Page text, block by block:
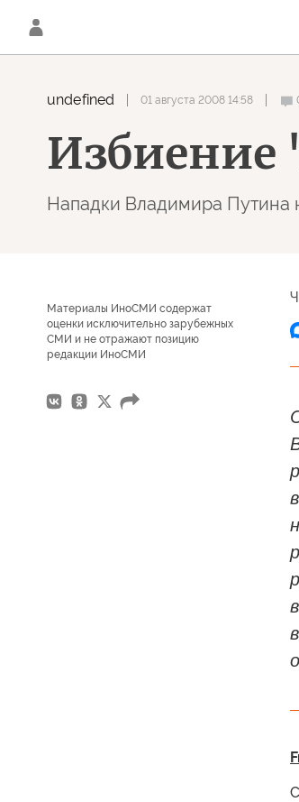
undefined 01 августа 2008 14:58
Избиение
Нападки Владимира Путина
Материалы ИноСМИ содержат
оценки исключительно зарубежных
СМИ и не отражают позицию
редакции ИноСМИ